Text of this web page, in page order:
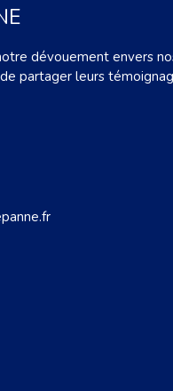
dévouement envers
partager leurs